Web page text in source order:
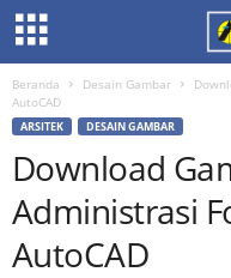
Beranda Desain Gambar
AutoCAD
ARSITEK DESAIN GAMBAR
Download
Administrasi
AutoCAD